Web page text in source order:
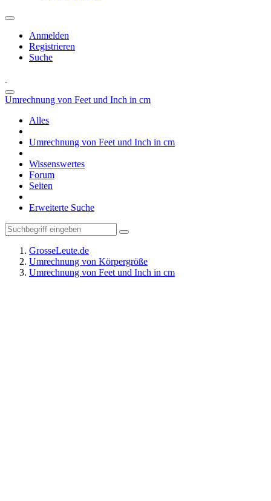
Anmelden
Registrieren
Suche
Umrechnung von Feet und Inch in cm
Alles
Umrechnung von Feet und Inch in cm
Wissenswertes
Forum
Seiten
Erweiterte Suche
GrosseLeute.de
Umrechnung von Körpergröße
Umrechnung von Feet und Inch in cm